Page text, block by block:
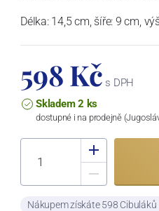
Délka: 14,5 cm, šíře: 9 cm,
598 Kč s DPH
Skladem 2 ks
dostupné i na prodejně
Nákupem získáte 598 Cibuláků